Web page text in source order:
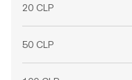
20 CLP
50 CLP